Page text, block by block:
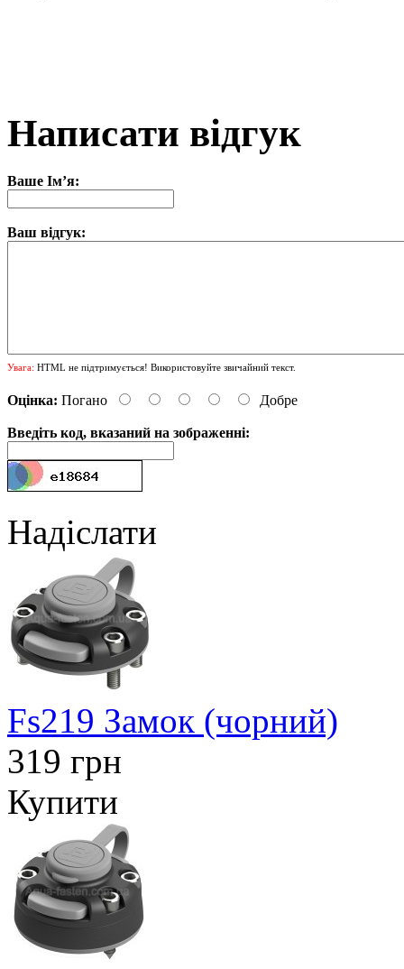
Написати відгук
Ваше Ім’я:
Ваш відгук:
Увага: HTML не підтримується! Використовуйте звичайний текст.
Оцінка: Погано Добре
Введіть код, вказаний на зображенні:
Надіслати
Fs219 Замок (чорний)
319 грн
Купити